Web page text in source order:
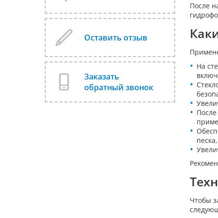
Оставить отзыв
Заказать
обратный звонок
После
На
Чтобы